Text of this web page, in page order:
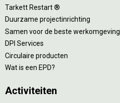
Tarkett Restart ®
Duurzame projectinrichting
Samen voor de beste werkomgeving
DPI Services
Circulaire producten
Wat is een EPD?
Activiteiten